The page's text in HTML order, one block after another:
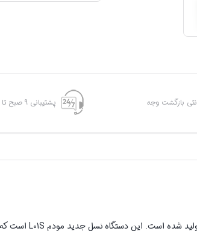
پشتیبانی 9 صبح تا 19